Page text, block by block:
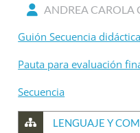
ANDREA CAROLA
Guión Secuencia didáctica
Pauta para evaluación
Secuencia
LENGUAJE Y